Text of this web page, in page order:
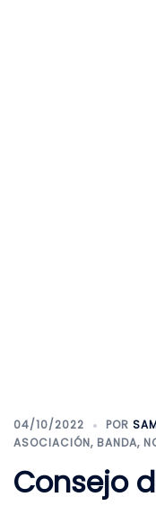
04/10/2022 POR
ASOCIACIÓN, BANDA,
Consejo